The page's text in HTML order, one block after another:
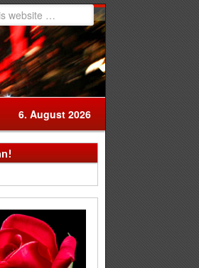
6. August 2026